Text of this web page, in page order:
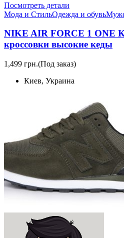
Посмотреть детали
Мода и СтильОдежда и обувь
NIKE AIR FORCE 1 ONE
кроссовки высокие кеды
1,499 грн.(Под заказ)
Киев, Украина